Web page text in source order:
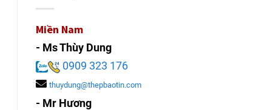
Miền Nam
- Ms Thùy Dung
0909 323 176
thuydung@thepbaotin.com
- Mr Hương